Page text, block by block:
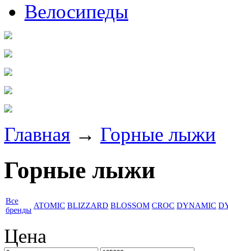
Велосипеды
Главная → Горные лыжи
Горные лыжи
Все
бренды
ATOMIC BLIZZARD BLOSSOM CROC DYNAMIC
Цена